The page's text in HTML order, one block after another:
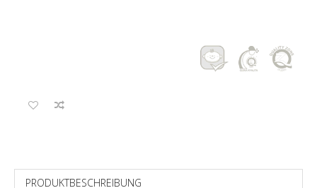
PRODUKTBESCHREIBUNG